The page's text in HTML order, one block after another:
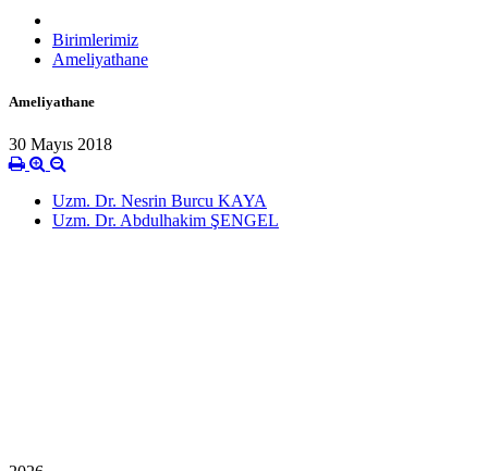
Birimlerimiz
Ameliyathane
Ameliyathane
30 Mayıs 2018
Uzm. Dr. Nesrin Burcu KAYA
Uzm. Dr. Abdulhakim ŞENGEL